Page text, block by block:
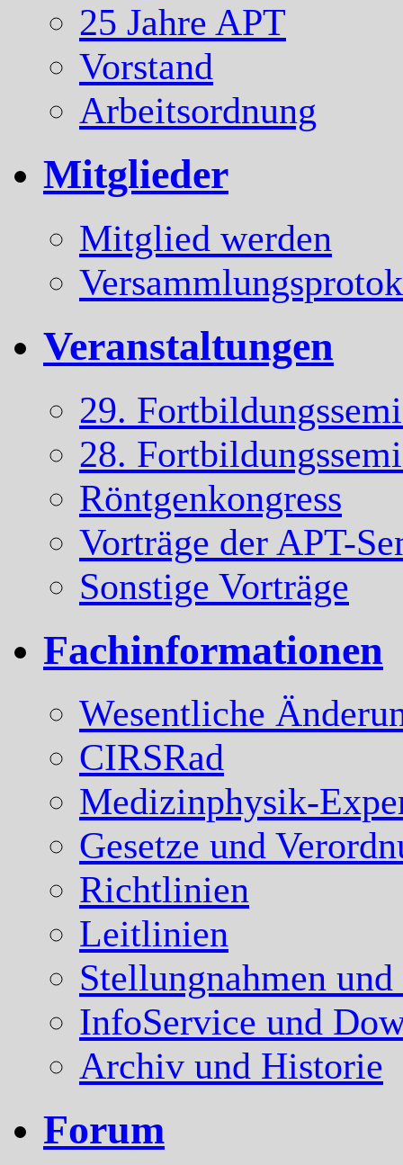
25 Jahre APT
Vorstand
Arbeitsordnung
Mitglieder
Mitglied werden
Veranstaltungen
29.
28.
Röntgenkongress
Vorträge der APT-
Sonstige Vorträge
Fachinformationen
Wesentliche
CIRSRad
Medizinphysik-
Gesetze und
Richtlinien
Leitlinien
Stellungnahmen
InfoService und
Archiv und Historie
Forum